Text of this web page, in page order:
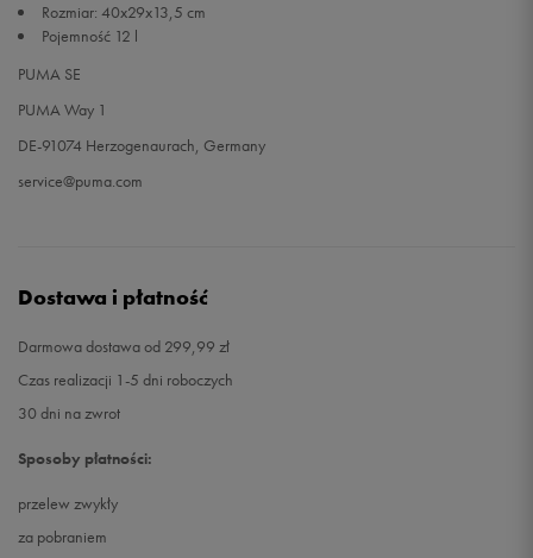
Rozmiar: 40x29x13,5 cm
Pojemność 12 l
PUMA SE
PUMA Way 1
DE-91074 Herzogenaurach, Germany
service@puma.com
Dostawa i płatność
Darmowa dostawa od 299,99 zł
Czas realizacji 1-5 dni roboczych
30 dni na zwrot
Sposoby płatności:
przelew zwykły
za pobraniem